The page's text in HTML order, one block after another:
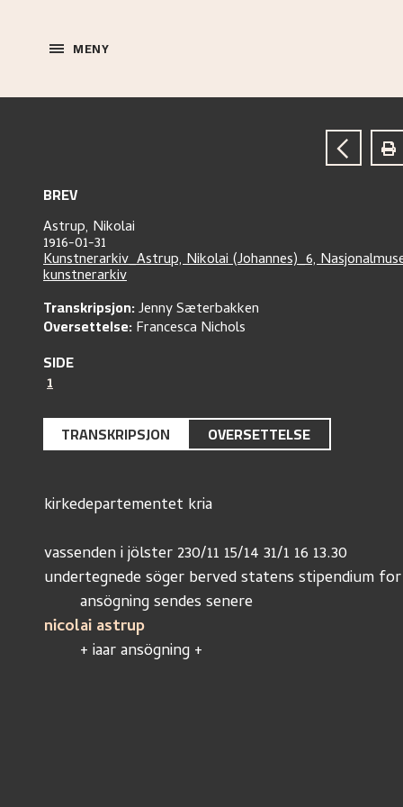
MENY
BREV
Astrup, Nikolai
1916-01-31
Kunstnerarkiv_Astrup, Nikolai (Johannes)_6,
kunstnerarkiv
Transkripsjon:Jenny Sæterbakken
Oversettelse:Francesca Nichols
SIDE
1
TRANSKRIPSJON OVERSETTELSE
kirkedepartementet kria
vassenden i jölster 230/11 15/14 31/1 16 13.30
undertegnede söger berved statens stipendium
	ansögning sendes senere
nicolai astrup
	+ iaar ansögning +